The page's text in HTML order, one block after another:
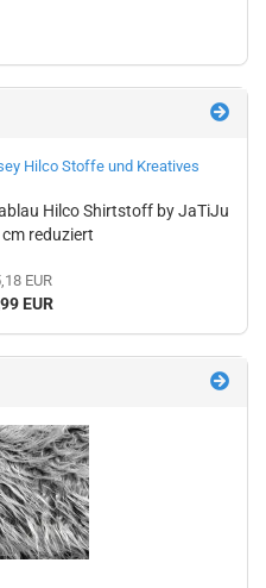
Hilco Shirtstoff by JaTiJu
reduziert
EUR
EUR